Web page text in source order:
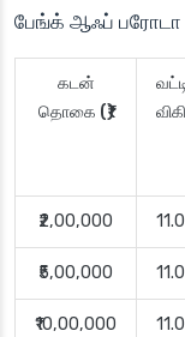
பேங்க் ஆஃப்
கடன்
தொகை (₹)
₹2,00,000
₹5,00,000
₹10,00,000